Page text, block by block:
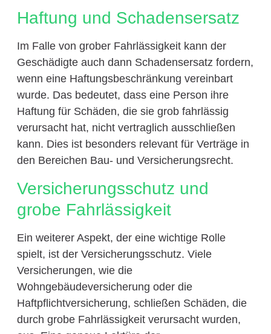
Haftung und Schadensersatz
Im Falle von grober Fahrlässigkeit kann der
Geschädigte auch dann Schadensersatz fordern,
wenn eine Haftungsbeschränkung vereinbart
wurde. Das bedeutet, dass eine Person ihre
Haftung für Schäden, die sie grob fahrlässig
verursacht hat, nicht vertraglich ausschließen
kann. Dies ist besonders relevant für Verträge in
den Bereichen Bau- und Versicherungsrecht.
Versicherungsschutz und
grobe Fahrlässigkeit
Ein weiterer Aspekt, der eine wichtige Rolle
spielt, ist der Versicherungsschutz. Viele
Versicherungen, wie die
Wohngebäudeversicherung oder die
Haftpflichtversicherung, schließen Schäden, die
durch grobe Fahrlässigkeit verursacht wurden,